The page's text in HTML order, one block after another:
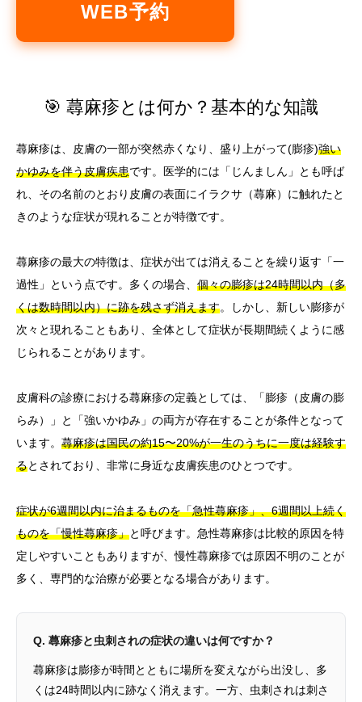
WEB予約
🎯 蕁麻疹とは何か？基本的な知識
蕁麻疹は、皮膚の一部が突然赤くなり、盛り上がって(膨疹)強い
かゆみを伴う皮膚疾患です。医学的には「じんましん」とも呼ば
れ、その名前のとおり皮膚の表面にイラクサ（蕁麻）に触れたと
きのような症状が現れることが特徴です。
蕁麻疹の最大の特徴は、症状が出ては消えることを繰り返す「一
過性」という点です。多くの場合、 個々の膨疹は24時間以内（多
くは数時間以内）に跡を残さず消えます。しかし、新しい膨疹が
次々と現れることもあり、全体として症状が長期間続くように感
じられることがあります。
皮膚科の診療における蕁麻疹の定義としては、「膨疹（皮膚の膨
らみ）」と「強いかゆみ」の両方が存在することが条件となって
います。 蕁麻疹は国民の約15〜20%が一生のうちに一度は経験す
るとされており、非常に身近な皮膚疾患のひとつです。
症状が6週間以内に治まるものを「急性蕁麻疹」、6週間以上続く
ものを「慢性蕁麻疹」と呼びます。急性蕁麻疹は比較的原因を特
定しやすいこともありますが、慢性蕁麻疹では原因不明のことが
多く、専門的な治療が必要となる場合があります。
Q. 蕁麻疹と虫刺されの症状の違いは何ですか？
蕁麻疹は膨疹が時間とともに場所を変えながら出没し、多
くは24時間以内に跡なく消えます。一方、虫刺されは刺さ